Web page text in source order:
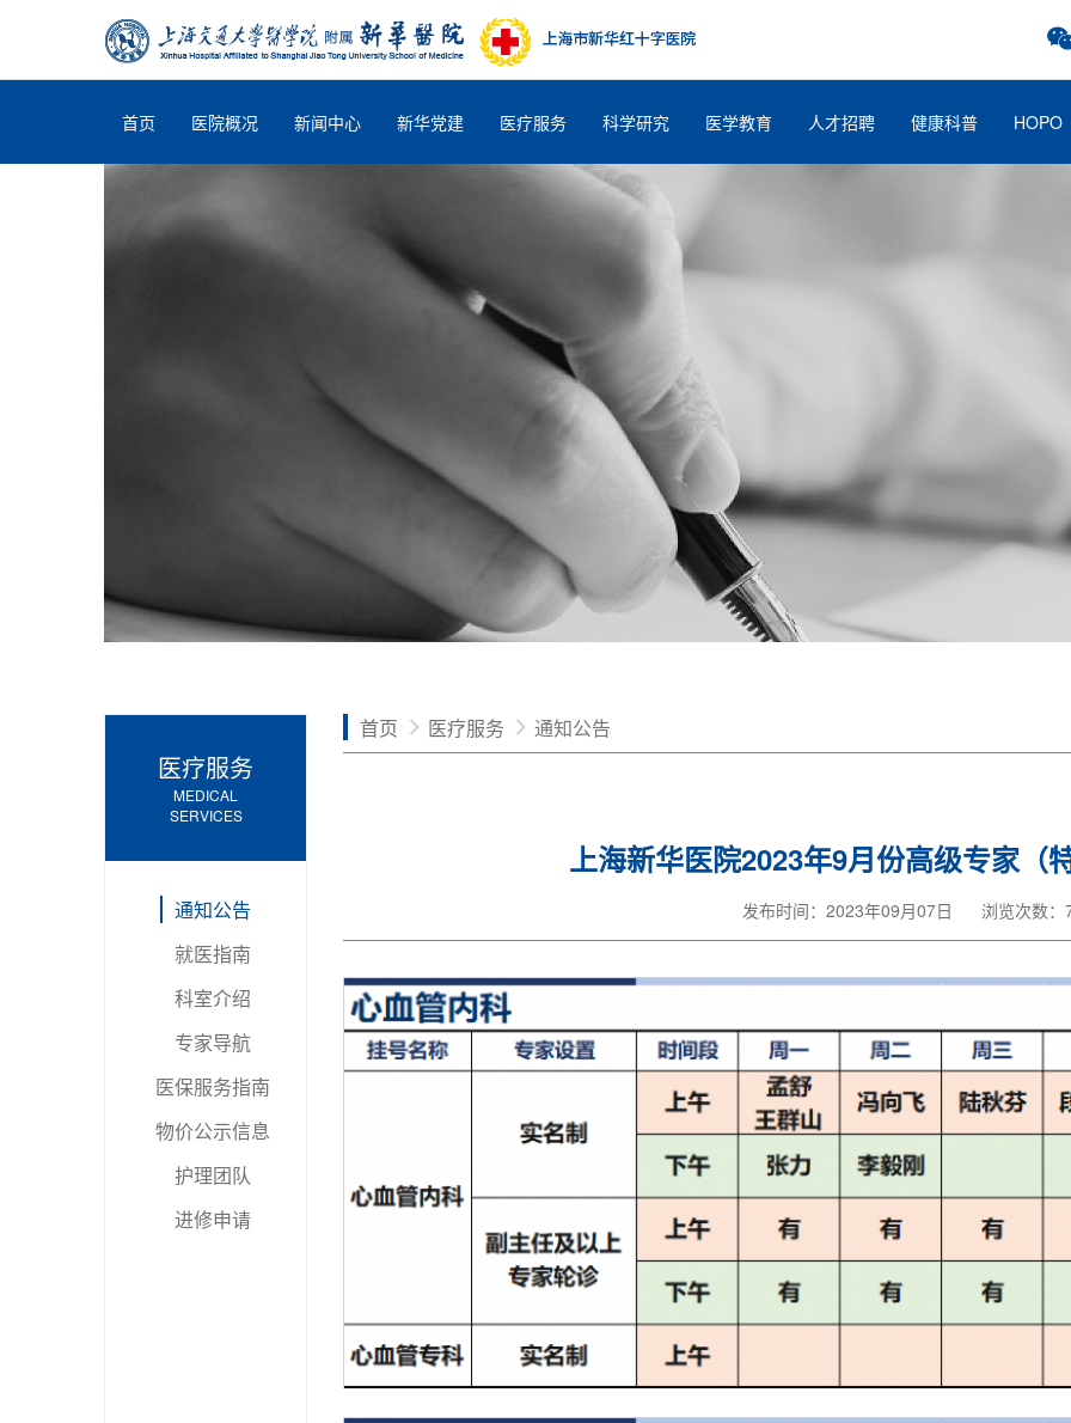
首页 医院概况 新闻中心 新华党建 医疗服务 科学研究 医学教育 人才招聘 健康科普 HOPO
医疗服务
MEDICAL
SERVICES
通知公告
就医指南
科室介绍
专家导航
医保服务指南
物价公示信息
护理团队
进修申请
首页 医疗服务 通知公告
上海新华医院2023年9月份高级专家（
发布时间：2023年09月07日 浏览次数：